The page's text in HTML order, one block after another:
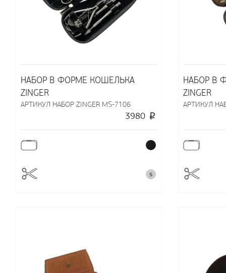
НАБОР В ФОРМЕ КОШЕЛЬКА
ZINGER
АРТИКУЛ НАБОР ZINGER MS-7106
3980
S
НАБОР В
ZINGER
АРТИКУЛ